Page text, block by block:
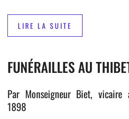
LIRE LA SUITE
FUNÉRAILLES AU
Par Monseigneur Biet, vicaire
1898